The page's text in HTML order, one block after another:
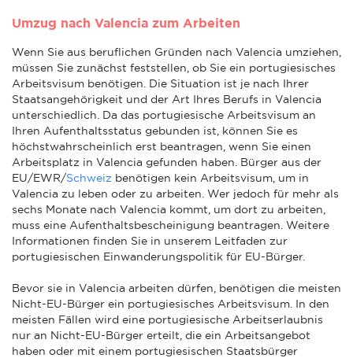
Umzug nach Valencia zum Arbeiten
Wenn Sie aus beruflichen Gründen nach Valencia umziehen,
müssen Sie zunächst feststellen, ob Sie ein portugiesisches
Arbeitsvisum benötigen. Die Situation ist je nach Ihrer
Staatsangehörigkeit und der Art Ihres Berufs in Valencia
unterschiedlich. Da das portugiesische Arbeitsvisum an
Ihren Aufenthaltsstatus gebunden ist, können Sie es
höchstwahrscheinlich erst beantragen, wenn Sie einen
Arbeitsplatz in Valencia gefunden haben. Bürger aus der
EU/EWR/Schweiz benötigen kein Arbeitsvisum, um in
Valencia zu leben oder zu arbeiten. Wer jedoch für mehr als
sechs Monate nach Valencia kommt, um dort zu arbeiten,
muss eine Aufenthaltsbescheinigung beantragen. Weitere
Informationen finden Sie in unserem Leitfaden zur
portugiesischen Einwanderungspolitik für EU-Bürger.
Bevor sie in Valencia arbeiten dürfen, benötigen die meisten
Nicht-EU-Bürger ein portugiesisches Arbeitsvisum. In den
meisten Fällen wird eine portugiesische Arbeitserlaubnis
nur an Nicht-EU-Bürger erteilt, die ein Arbeitsangebot
haben oder mit einem portugiesischen Staatsbürger